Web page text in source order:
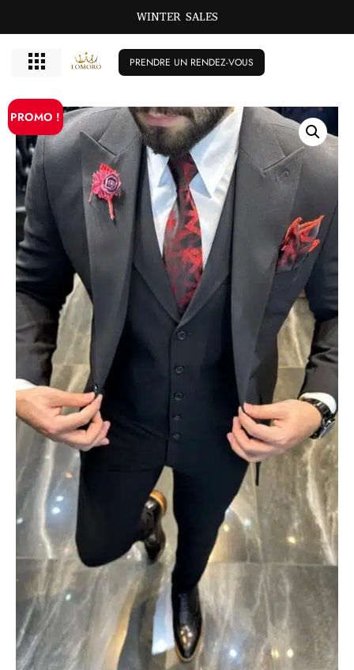
WINTER SALES
PRENDRE UN RENDEZ-VOUS
PROMO !